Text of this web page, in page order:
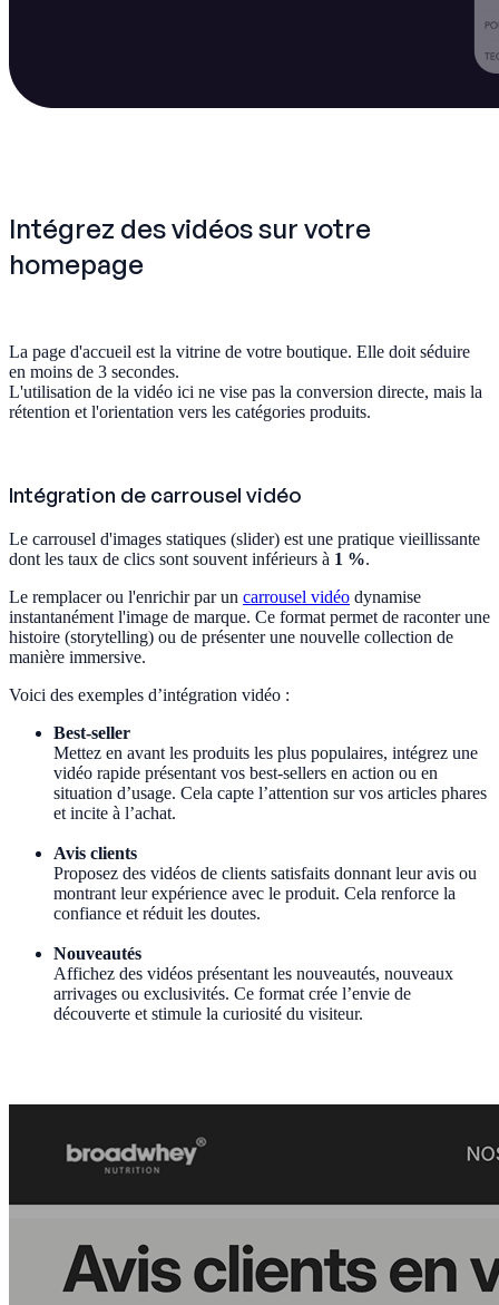
Intégrez des vidéos sur votre
homepage
La page d'accueil est la vitrine de votre boutique. Elle doit séduire
en moins de 3 secondes.
L'utilisation de la vidéo ici ne vise pas la conversion directe, mais la
rétention et l'orientation vers les catégories produits.
Intégration de carrousel vidéo
Le carrousel d'images statiques (slider) est une pratique vieillissante
dont les taux de clics sont souvent inférieurs à 1 %.
Le remplacer ou l'enrichir par un carrousel vidéo dynamise
instantanément l'image de marque. Ce format permet de raconter une
histoire (storytelling) ou de présenter une nouvelle collection de
manière immersive.
Voici des exemples d’intégration vidéo :
Best-seller
Mettez en avant les produits les plus populaires, intégrez une
vidéo rapide présentant vos best-sellers en action ou en
situation d’usage. Cela capte l’attention sur vos articles phares
et incite à l’achat.
Avis clients
Proposez des vidéos de clients satisfaits donnant leur avis ou
montrant leur expérience avec le produit. Cela renforce la
confiance et réduit les doutes.
Nouveautés
Affichez des vidéos présentant les nouveautés, nouveaux
arrivages ou exclusivités. Ce format crée l’envie de
découverte et stimule la curiosité du visiteur.